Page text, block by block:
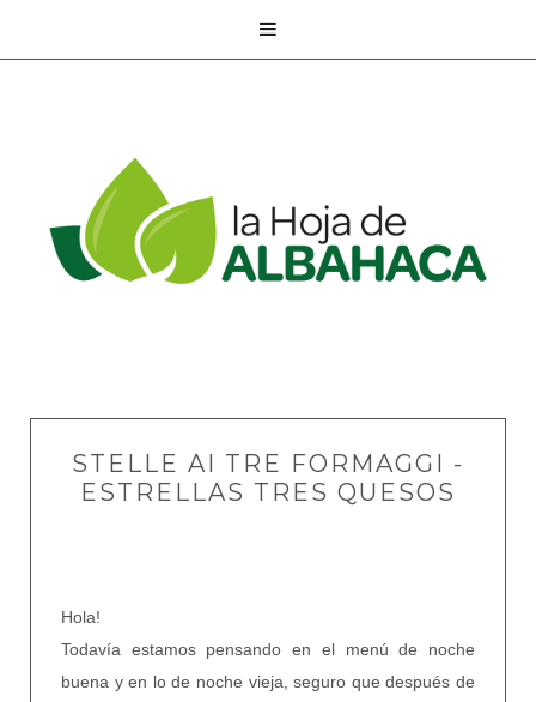

STELLE AI TRE FORMAGGI -
ESTRELLAS TRES QUESOS
Hola!
Todavía estamos pensando en el menú de noche
buena y en lo de noche vieja, seguro que después de